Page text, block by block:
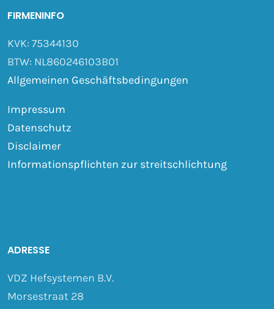
FIRMENINFO
KVK: 75344130
BTW: NL860246103B01
Allgemeinen Geschäftsbedingungen
Impressum
Datenschutz
Disclaimer
Informationspflichten zur streitschlichtung
ADRESSE
VDZ Hefsystemen B.V.
Morsestraat 28